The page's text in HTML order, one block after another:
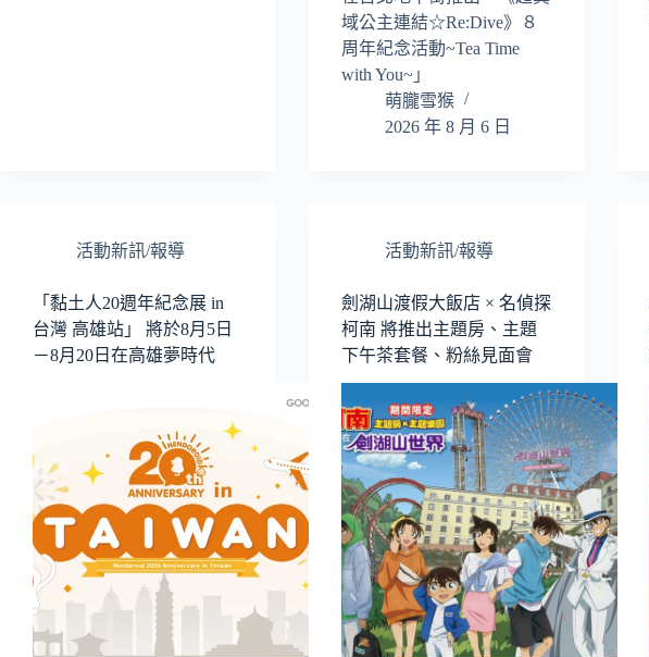
域公主連結☆Re:Dive》８
周年紀念活動~Tea Time
with You~」
萌朧雪猴
2026 年 8 月 6 日
活動新訊/報導
「黏土人20週年紀念展 in
台灣 高雄站」 將於8月5日
－8月20日在高雄夢時代
活動新訊/報導
󠀠劍湖山渡假大飯店 × 名偵探
柯南 將推出主題房、主題
下午茶套餐、粉絲見面會